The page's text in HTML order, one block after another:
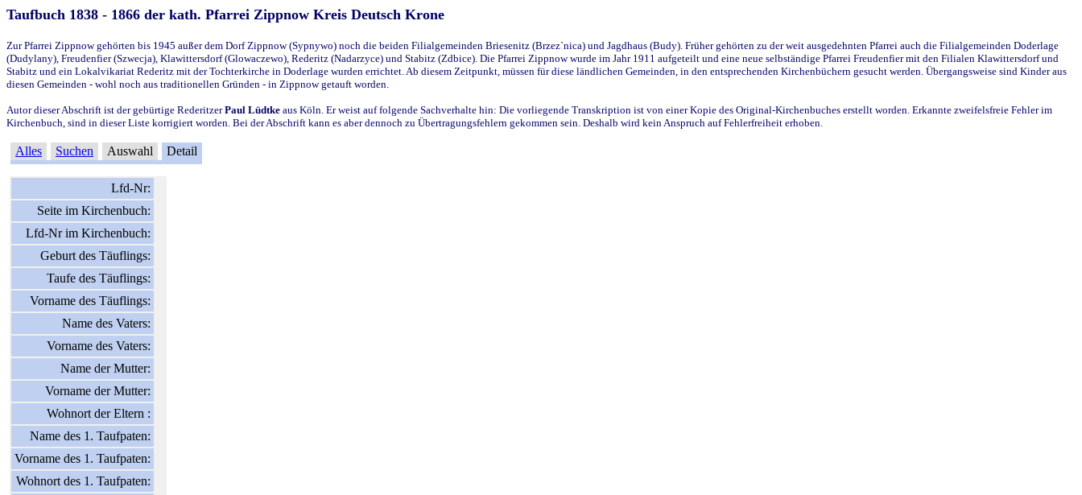
Taufbuch 1838 - 1866 der kath. Pfarrei Zippnow Kreis Deutsch Krone
Zur Pfarrei Zippnow gehörten bis 1945 außer dem Dorf Zippnow (Sypnywo) noch die beiden Filialgemeinden Briesenitz (Brzez`nica) und Jagdhaus (Budy). Früher gehörten zu der weit ausgedehnten Pfarrei auch die Filialgemeinden Doderlage
(Dudylany), Freudenfier (Szwecja), Klawittersdorf (Glowaczewo), Rederitz (Nadarzyce) und Stabitz (Zdbice). Die Pfarrei Zippnow wurde im Jahr 1911 aufgeteilt und eine neue selbständige Pfarrei Freudenfier mit den Filialen Klawittersdorf und
Stabitz und ein Lokalvikariat Rederitz mit der Tochterkirche in Doderlage wurden errichtet. Ab diesem Zeitpunkt, müssen für diese ländlichen Gemeinden, in den entsprechenden Kirchenbüchern gesucht werden. Übergangsweise sind Kinder aus
diesen Gemeinden - wohl noch aus traditionellen Gründen - in Zippnow getauft worden.
Autor dieser Abschrift ist der gebürtige RederitzerPaul Lüdtke aus Köln. Er weist auf folgende Sachverhalte hin: Die vorliegende Transkription ist von einer Kopie des Original-Kirchenbuches erstellt worden. Erkannte zweifelsfreie Fehler im
Kirchenbuch, sind in dieser Liste korrigiert worden. Bei der Abschrift kann es aber dennoch zu Übertragungsfehlern gekommen sein. Deshalb wird kein Anspruch auf Fehlerfreiheit erhoben.
Alles Suchen Auswahl Detail
Lfd-Nr:
Seite im Kirchenbuch:
Lfd-Nr im Kirchenbuch:
Geburt des Täuflings:
Taufe des Täuflings:
Vorname des Täuflings:
Name des Vaters:
Vorname des Vaters:
Name der Mutter:
Vorname der Mutter:
Wohnort der Eltern :
Name des 1. Taufpaten:
Vorname des 1. Taufpaten:
Wohnort des 1. Taufpaten: